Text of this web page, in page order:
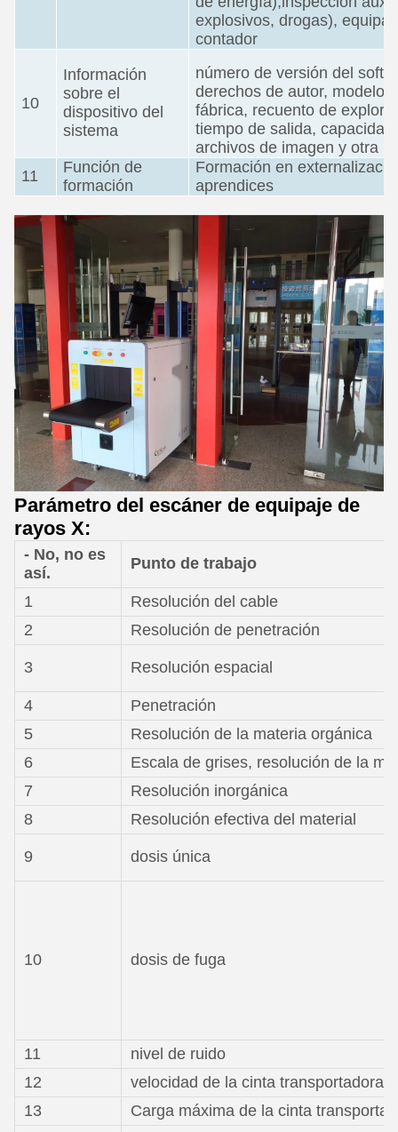
explosivos, drogas),
contador
10
Información
sobre el
dispositivo del
sistema
número de versión del
derechos de autor, modelo
fábrica, recuento de
tiempo de salida,
archivos de imagen y otra
11
Función de
formación
Formación en
aprendices
Parámetro del escáner de equipaje de
rayos X:
- No, no es
así.
Punto de trabajo
1
Resolución del cable
2
Resolución de penetración
3 Resolución espacial
4
Penetración
5
Resolución de la materia orgánica
6
Escala de grises, resolución de la
7
Resolución inorgánica
8
Resolución efectiva del material
9 dosis única
10 dosis de fuga
11
nivel de ruido
12
velocidad de la cinta transportadora
13
Carga máxima de la cinta